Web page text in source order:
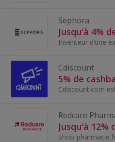
Sephora
Jusqu'à 4%
Cdiscount
5% de
Redcare
Jusqu'à 12%